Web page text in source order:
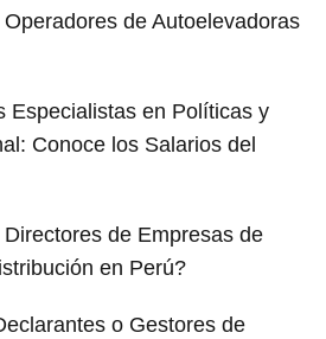
de Autoelevadoras
Especialistas en Políticas y
Conoce los Salarios del
de Empresas de
en Perú?
o Gestores de